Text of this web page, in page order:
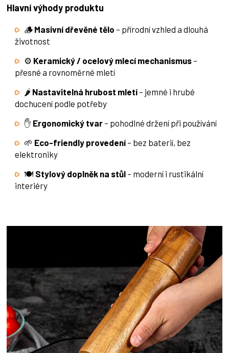
Hlavní výhody produktu
🪵 Masivní dřevěné tělo – přírodní vzhled a dlouhá
životnost
⚙️ Keramický / ocelový mlecí mechanismus –
přesné a rovnoměrné mletí
🌶️ Nastavitelná hrubost mletí – jemné i hrubé
dochucení podle potřeby
✋ Ergonomický tvar – pohodlné držení při používání
🌱 Eco-friendly provedení – bez baterií, bez
elektroniky
🍽️ Stylový doplněk na stůl – moderní i rustikální
interiéry